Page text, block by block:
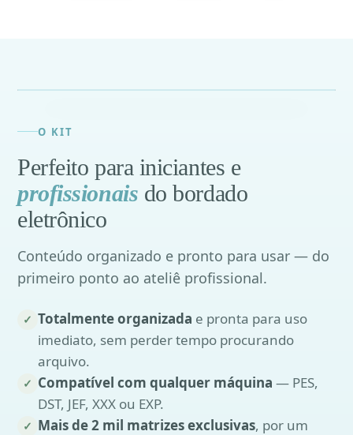
O KIT
Perfeito para iniciantes e
profissionais do bordado
eletrônico
Conteúdo organizado e pronto para usar — do
primeiro ponto ao ateliê profissional.
✓ Totalmente organizada e pronta para uso
imediato, sem perder tempo procurando
arquivo.
✓ Compatível com qualquer máquina — PES,
DST, JEF, XXX ou EXP.
✓ Mais de 2 mil matrizes exclusivas, por um